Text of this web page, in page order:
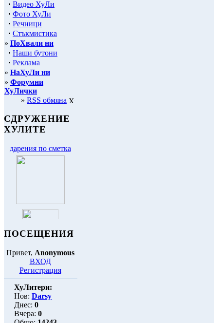
· Видео ХуЛи
· Фото ХуЛи
· Речници
· Стъкмистика
» ПоХвали ни
· Наши бутони
· Реклама
» НаХуЛи ни
» Форумни
ХуЛички
» RSS обмяна
СДРУЖЕНИЕ
ХУЛИТЕ
дарения по сметка
ПОСЕЩЕНИЯ
Привет, Anonymous
ВХОД
Регистрация
ХуЛитери:
Нов: Darsy
Днес: 0
Вчера: 0